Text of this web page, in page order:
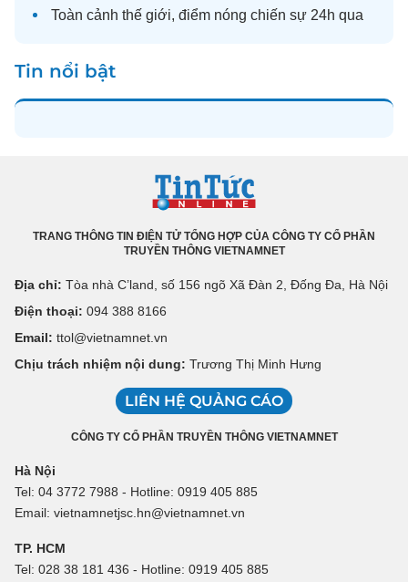
Toàn cảnh thế giới, điểm nóng chiến sự 24h qua
Tin nổi bật
TRANG THÔNG TIN ĐIỆN TỬ TỔNG HỢP CỦA CÔNG TY CỔ PHẦN
TRUYỀN THÔNG VIETNAMNET
Địa chỉ: Tòa nhà C’land, số 156 ngõ Xã Đàn 2, Đống Đa, Hà Nội
Điện thoại: 094 388 8166
Email: ttol@vietnamnet.vn
Chịu trách nhiệm nội dung: Trương Thị Minh Hưng
LIÊN HỆ QUẢNG CÁO
CÔNG TY CỔ PHẦN TRUYỀN THÔNG VIETNAMNET
Hà Nội
Tel: 04 3772 7988 - Hotline: 0919 405 885
Email: vietnamnetjsc.hn@vietnamnet.vn
TP. HCM
Tel: 028 38 181 436 - Hotline: 0919 405 885